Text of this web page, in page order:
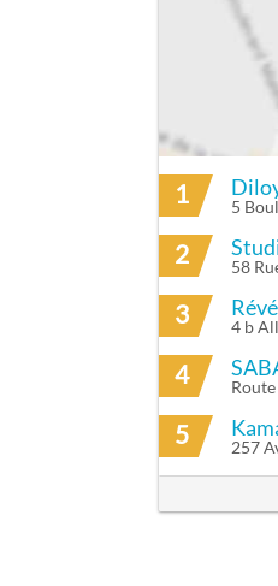
1 5
2 58
3 4 b
4
5 257